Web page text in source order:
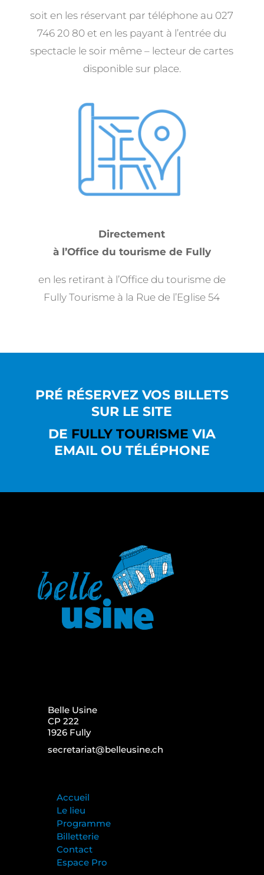
soit en les réservant par téléphone au 027
746 20 80 et en les payant à l’entrée du
spectacle le soir même – lecteur de cartes
disponible sur place.
Directement
à l’Office du tourisme de Fully
en les retirant à l’Office du tourisme de
Fully Tourisme à la Rue de l’Eglise 54
PRÉ RÉSERVEZ VOS BILLETS
SUR LE SITE
DE FULLY TOURISME VIA
EMAIL OU TÉLÉPHONE
Belle Usine
CP 222
1926 Fully
secretariat@belleusine.ch
Accueil
Le lieu
Programme
Billetterie
Contact
Espace Pro